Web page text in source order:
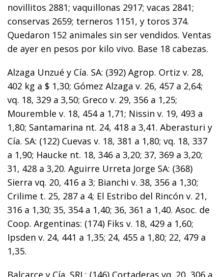
novillitos 2881; vaquillonas 2917; vacas 2841;
conservas 2659; terneros 1151, y toros 374.
Quedaron 152 animales sin ser vendidos. Ventas
de ayer en pesos por kilo vivo. Base 18 cabezas.
Alzaga Unzué y Cía. SA: (392) Agrop. Ortiz v. 28,
402 kg a $ 1,30; Gómez Alzaga v. 26, 457 a 2,64;
vq. 18, 329 a 3,50; Greco v. 29, 356 a 1,25;
Mouremble v. 18, 454 a 1,71; Nissin v. 19, 493 a
1,80; Santamarina nt. 24, 418 a 3,41. Aberasturi y
Cía. SA: (122) Cuevas v. 18, 381 a 1,80; vq. 18, 337
a 1,90; Haucke nt. 18, 346 a 3,20; 37, 369 a 3,20;
31, 428 a 3,20. Aguirre Urreta Jorge SA: (368)
Sierra vq. 20, 416 a 3; Bianchi v. 38, 356 a 1,30;
Crilime t. 25, 287 a 4; El Estribo del Rincón v. 21,
316 a 1,30; 35, 354 a 1,40; 36, 361 a 1,40. Asoc. de
Coop. Argentinas: (174) Fiks v. 18, 429 a 1,60;
Ipsden v. 24, 441 a 1,35; 24, 455 a 1,80; 22, 479 a
1,35.
Balcarce y Cía. SRL: (146) Cortaderas vq. 20, 306 a